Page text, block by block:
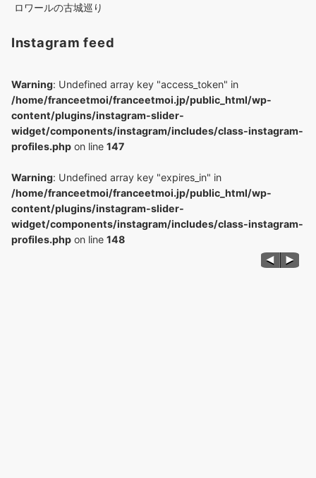
ロワールの古城巡り
Instagram feed
Warning: Undefined array key "access_token" in
/home/franceetmoi/franceetmoi.jp/public_html/wp-
content/plugins/instagram-slider-
widget/components/instagram/includes/class-instagram-
profiles.php on line 147
Warning: Undefined array key "expires_in" in
/home/franceetmoi/franceetmoi.jp/public_html/wp-
content/plugins/instagram-slider-
widget/components/instagram/includes/class-instagram-
profiles.php on line 148